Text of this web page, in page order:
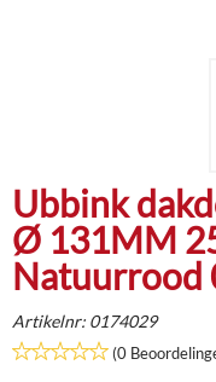
Ubbink
Ø 131MM
Natuurrood
Artikelnr: 0174029
(0